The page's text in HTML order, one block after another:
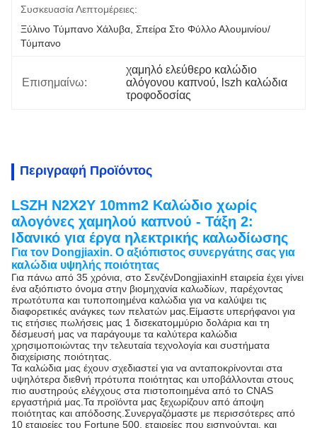
Συσκευασία Λεπτομέρειες:
Ξύλινο Τύμπανο Χάλυβα, Σπείρα Στο Φύλλο Αλουμινίου/
Τύμπανο
Επισημαίνω:
χαμηλό ελεύθερο καλώδιο
αλόγονου καπνού, lszh καλώδια
τροφοδοσίας
Περιγραφή Προϊόντος
LSZH N2X2Y 10mm2 Καλώδιο χωρίς
αλογόνες χαμηλού καπνού - Τάξη 2:
Ιδανικό για έργα ηλεκτρικής καλωδίωσης
Για τον Dongjiaxin. Ο αξιόπιστος συνεργάτης σας για
καλώδια υψηλής ποιότητας
Για πάνω από 35 χρόνια, στο ΣενζένDongjiaxinΗ εταιρεία έχει γίνει
ένα αξιόπιστο όνομα στην βιομηχανία καλωδίων, παρέχοντας
πρωτότυπα και τυποποιημένα καλώδια για να καλύψει τις
διαφορετικές ανάγκες των πελατών μας.Είμαστε υπερήφανοι για
τις ετήσιες πωλήσεις μας 1 δισεκατομμύριο δολάρια και τη
δέσμευσή μας να παράγουμε τα καλύτερα καλώδια
χρησιμοποιώντας την τελευταία τεχνολογία και συστήματα
διαχείρισης ποιότητας.
Τα καλώδια μας έχουν σχεδιαστεί για να ανταποκρίνονται στα
υψηλότερα διεθνή πρότυπα ποιότητας και υποβάλλονται στους
πιο αυστηρούς ελέγχους στα πιστοποιημένα από το CNAS
εργαστήριά μας.Τα προϊόντα μας ξεχωρίζουν από άποψη
ποιότητας και απόδοσης.Συνεργαζόμαστε με περισσότερες από
10 εταιρείες του Fortune 500, εταιρείες που εισηγούνται, και